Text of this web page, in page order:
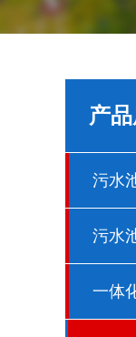
产
污水
污水
一体